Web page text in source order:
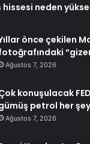
hissesi neden
önce çekilen
Ağustos 7, 2026
konuşulacak
petrol her
Ağustos 7, 2026